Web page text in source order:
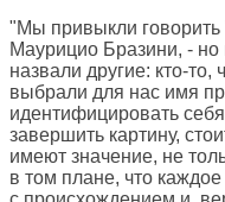
"Мы привыкли говорить
Маурицио Бразини, - но
назвали другие: кто-
выбрали для нас имя
идентифицировать
завершить картину,
имеют значение, не
в том плане, что